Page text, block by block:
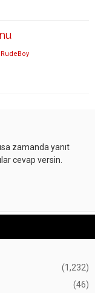
RudeBoy
zamanda yanıt
cevap versin.
(1,232)
(46)